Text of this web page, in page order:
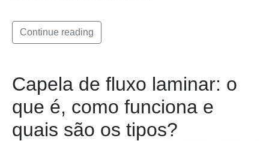
Continue reading
Capela de fluxo laminar: o
que é, como funciona e
quais são os tipos?